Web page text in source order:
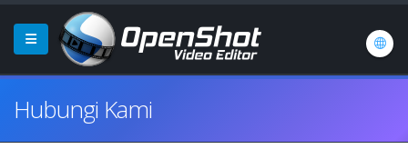
Hubungi Kami